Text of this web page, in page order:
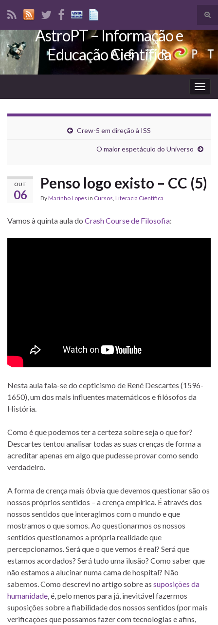
Search for:
AstroPT – Informação e
Educação Científica
Crew-5 em direção à ISS
O maior espetáculo do Universo
OUT
06
Penso logo existo – CC (5)
ByMarinho Lopes in Cursos, Literacia Científica
Vamos à quinta aula do Crash Course de Filosofia:
Nesta aula fala-se do cepticismo de René Descartes (1596-
1650), um dos mais influentes matemáticos e filósofos da
História.
Como é que podemos ter a certeza sobre seja o que for?
Descartes tentou analisar todas as suas crenças de forma a
acreditar apenas em algo que pudesse provar como sendo
verdadeiro.
A forma de crença mais óbvia que devemos questionar são os
nossos próprios sentidos – a crença empírica. É através dos
nossos sentidos que interagimos com o mundo e que
mostramos o que somos. Ao questionarmos os nossos
sentidos questionamos a própria realidade que
percepcionamos. Será que o que vemos é real? Será que
estamos acordados? Será tudo uma ilusão? Como saber que
não estamos a alucinar numa cama de hospital? Não
sabemos. Como descrevi no artigo sobre as suposições da
humanidade , é, pelo menos para já, inevitável fazermos
suposições sobre a fiabilidade dos nossos sentidos (por mais
verificações que possamos fazer com tecnologias e afins,